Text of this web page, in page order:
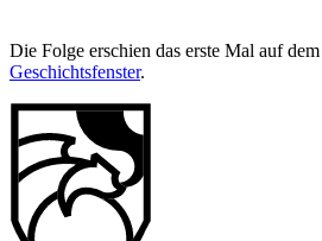
Die Folge erschien das erste Mal auf dem
Geschichtsfenster.